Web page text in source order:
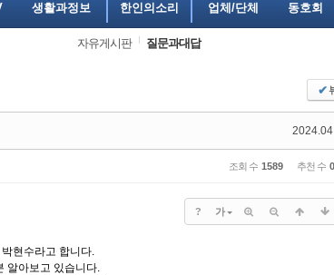
생활과정보 한인의소리 업체/단체 동호회
자유게시판 질문과대답
✔
조회 수 1589 추천 수 0
? 가
현수라고 합니다.
알아보고 있습니다.